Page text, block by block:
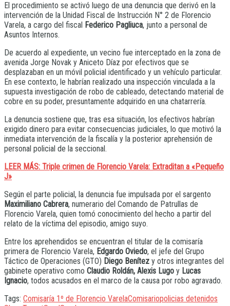
El procedimiento se activó luego de una denuncia que derivó en la
intervención de la Unidad Fiscal de Instrucción N° 2 de Florencio
Varela, a cargo del fiscal Federico Pagliuca, junto a personal de
Asuntos Internos.
De acuerdo al expediente, un vecino fue interceptado en la zona de
avenida Jorge Novak y Aniceto Díaz por efectivos que se
desplazaban en un móvil policial identificado y un vehículo particular.
En ese contexto, le habrían realizado una inspección vinculada a la
supuesta investigación de robo de cableado, detectando material de
cobre en su poder, presuntamente adquirido en una chatarrería.
La denuncia sostiene que, tras esa situación, los efectivos habrían
exigido dinero para evitar consecuencias judiciales, lo que motivó la
inmediata intervención de la fiscalía y la posterior aprehensión de
personal policial de la seccional.
LEER MÁS: Triple crimen de Florencio Varela: Extraditan a «Pequeño
J»
Según el parte policial, la denuncia fue impulsada por el sargento
Maximiliano Cabrera, numerario del Comando de Patrullas de
Florencio Varela, quien tomó conocimiento del hecho a partir del
relato de la víctima del episodio, amigo suyo.
Entre los aprehendidos se encuentran el titular de la comisaría
primera de Florencio Varela, Edgardo Oviedo, el jefe del Grupo
Táctico de Operaciones (GTO) Diego Benítez y otros integrantes del
gabinete operativo como Claudio Roldán, Alexis Lugo y Lucas
Ignacio, todos acusados en el marco de la causa por robo agravado.
Tags: Comisaría 1º de Florencio VarelaComisariopolicias detenidos